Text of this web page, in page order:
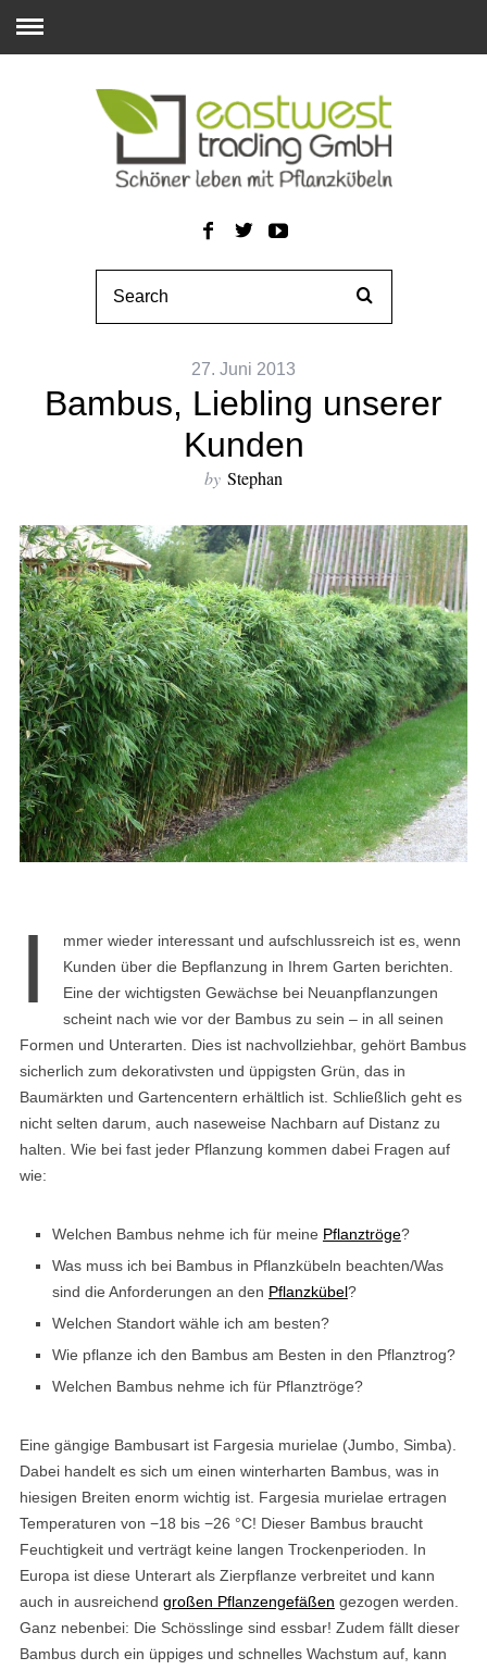
27. Juni 2013
Bambus, Liebling unserer
Kunden
by Stephan
I
mmer wieder interessant und aufschlussreich ist es, wenn
Kunden über die Bepflanzung in Ihrem Garten berichten.
Eine der wichtigsten Gewächse bei Neuanpflanzungen
scheint nach wie vor der Bambus zu sein – in all seinen
Formen und Unterarten. Dies ist nachvollziehbar, gehört Bambus
sicherlich zum dekorativsten und üppigsten Grün, das in
Baumärkten und Gartencentern erhältlich ist. Schließlich geht es
nicht selten darum, auch naseweise Nachbarn auf Distanz zu
halten. Wie bei fast jeder Pflanzung kommen dabei Fragen auf
wie:
Welchen Bambus nehme ich für meine Pflanztröge?
Was muss ich bei Bambus in Pflanzkübeln beachten/Was
sind die Anforderungen an den Pflanzkübel?
Welchen Standort wähle ich am besten?
Wie pflanze ich den Bambus am Besten in den Pflanztrog?
Welchen Bambus nehme ich für Pflanztröge?
Eine gängige Bambusart ist Fargesia murielae (Jumbo, Simba).
Dabei handelt es sich um einen winterharten Bambus, was in
hiesigen Breiten enorm wichtig ist. Fargesia murielae ertragen
Temperaturen von −18 bis −26 °C! Dieser Bambus braucht
Feuchtigkeit und verträgt keine langen Trockenperioden. In
Europa ist diese Unterart als Zierpflanze verbreitet und kann
auch in ausreichend großen Pflanzengefäßen gezogen werden.
Ganz nebenbei: Die Schösslinge sind essbar! Zudem fällt dieser
Bambus durch ein üppiges und schnelles Wachstum auf, kann